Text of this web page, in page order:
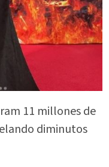
11 millones de
diminutos